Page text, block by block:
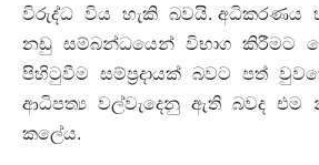
විරුද්ධ විය හැකි බවයි. අධිකරණය
නඩු සම්බන්ධයෙන් විභාග කිරීමට
පිහිටුවීම සම්ප්‍රදායක් බවට පත්
ආධිපත්‍ය වල්වැදෙනු ඇති බවද එම
කලේය.